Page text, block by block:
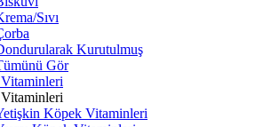
Sıvı
Kurutulmuş
Gör
Köpek Vitaminleri